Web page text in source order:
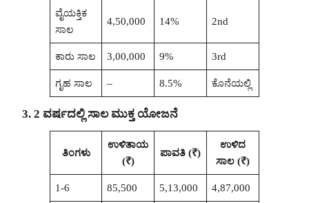
ವೈಯಕ್ತಿಕ
ಸಾಲ
4,50,000 14% 2nd
ಕಾರು ಸಾಲ 3,00,000 9% 3rd
ಗೃಹ ಸಾಲ – 8.5% ಕೊನೆಯಲ್ಲಿ
3. 2 ವರ್ಷದಲ್ಲಿ ಸಾಲ ಮುಕ್ತ ಯೋಜನೆ
ತಿಂಗಳು
ಉಳಿತಾಯ
(₹)
ಪಾವತಿ (₹)
ಉಳಿದ
ಸಾಲ (₹)
1-6 85,500 5,13,000 4,87,000